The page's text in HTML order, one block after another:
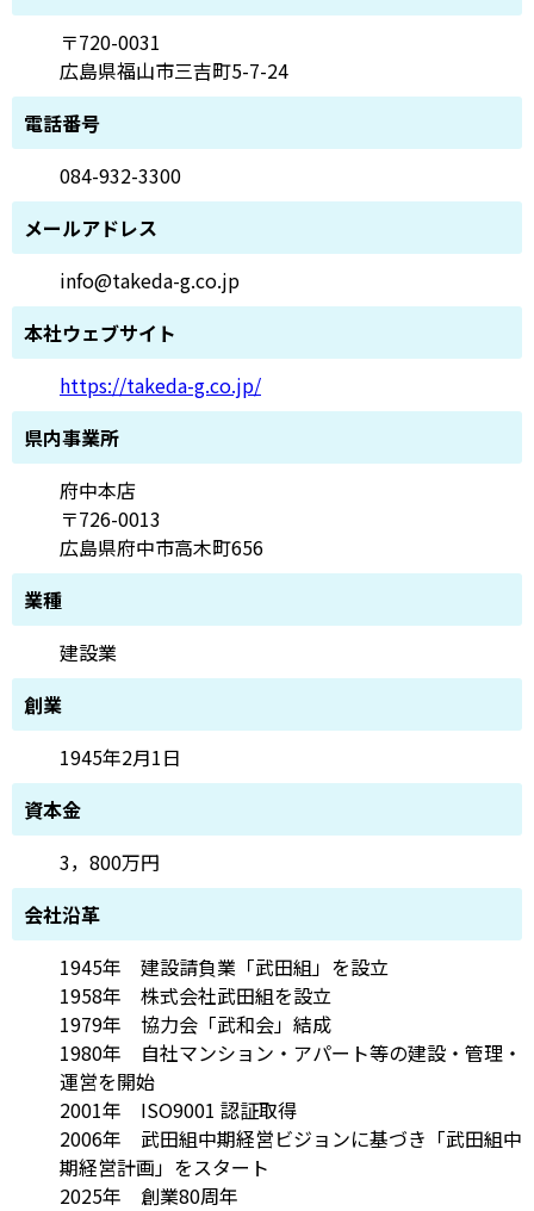
〒720-0031
広島県福山市三吉町5-7-24
電話番号
084-932-3300
メールアドレス
info@takeda-g.co.jp
本社ウェブサイト
https://takeda-g.co.jp/
県内事業所
府中本店
〒726-0013
広島県府中市高木町656
業種
建設業
創業
1945年2月1日
資本金
3，800万円
会社沿革
1945年 建設請負業「武田組」を設立
1958年 株式会社武田組を設立
1979年 協力会「武和会」結成
1980年 自社マンション・アパート等の建設・管理・
運営を開始
2001年 ISO9001 認証取得
2006年 武田組中期経営ビジョンに基づき「武田組中
期経営計画」をスタート
2025年 創業80周年